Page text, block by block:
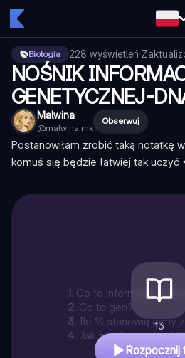
Biologia 228 wyświetleń·
NOŚNIK
GENETYCZNEJ-
Malwina
@malwina.mk
Obserwuj
Postanowiłam zrobić taką notatkę
komuś się będzie łatwiej tak uczyć
1. Co to informacja
2. Co to gen?
3. Ile % stanowią geny z
4. Jak zbudowany jest
13
Rozpocznij